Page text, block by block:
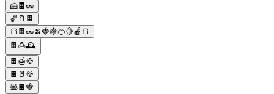
🍰🍫🥜
🏀🥛🍫
🍞🍫🥜🍌🍓🍇🍊🍋🍎🍞
🍫🍮🕰️
🍫🍯🍪
🍫🥛🍪
🥞🍫🍓